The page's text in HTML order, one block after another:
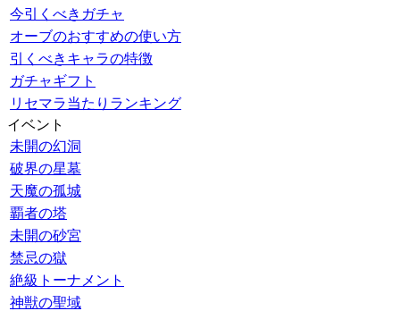
今引くべきガチャ
オーブのおすすめの使い方
引くべきキャラの特徴
ガチャギフト
リセマラ当たりランキング
イベント
未開の幻洞
破界の星墓
天魔の孤城
覇者の塔
未開の砂宮
禁忌の獄
絶級トーナメント
神獣の聖域